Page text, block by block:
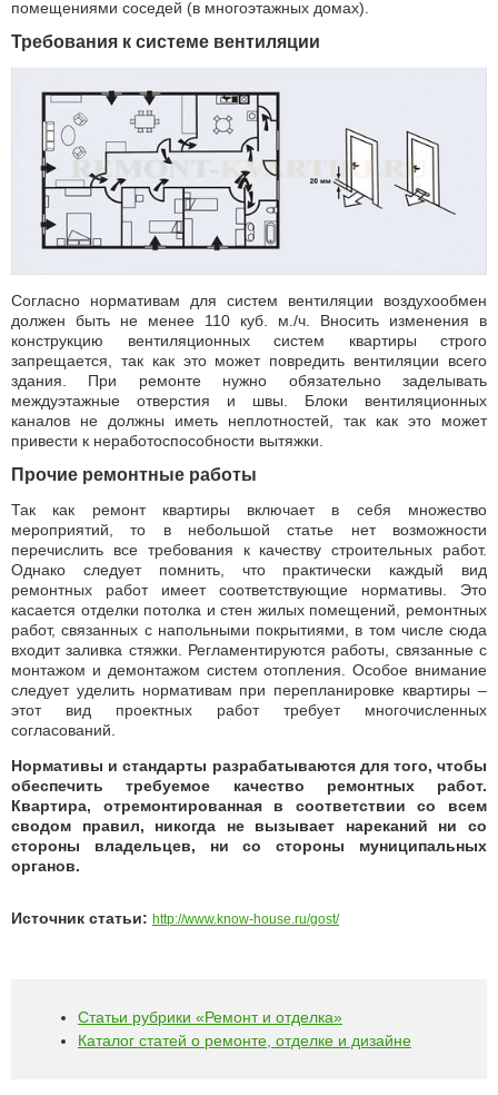
помещениями соседей (в многоэтажных домах).
Требования к системе вентиляции
Согласно нормативам для систем вентиляции воздухообмен
должен быть не менее 110 куб. м./ч. Вносить изменения в
конструкцию вентиляционных систем квартиры строго
запрещается, так как это может повредить вентиляции всего
здания. При ремонте нужно обязательно заделывать
междуэтажные отверстия и швы. Блоки вентиляционных
каналов не должны иметь неплотностей, так как это может
привести к неработоспособности вытяжки.
Прочие ремонтные работы
Так как ремонт квартиры включает в себя множество
мероприятий, то в небольшой статье нет возможности
перечислить все требования к качеству строительных работ.
Однако следует помнить, что практически каждый вид
ремонтных работ имеет соответствующие нормативы. Это
касается отделки потолка и стен жилых помещений, ремонтных
работ, связанных с напольными покрытиями, в том числе сюда
входит заливка стяжки. Регламентируются работы, связанные с
монтажом и демонтажом систем отопления. Особое внимание
следует уделить нормативам при перепланировке квартиры –
этот вид проектных работ требует многочисленных
согласований.
Нормативы и стандарты разрабатываются для того, чтобы
обеспечить требуемое качество ремонтных работ.
Квартира, отремонтированная в соответствии со всем
сводом правил, никогда не вызывает нареканий ни со
стороны владельцев, ни со стороны муниципальных
органов.
Источник статьи: http://www.know-house.ru/gost/
Статьи рубрики «Ремонт и отделка»
Каталог статей о ремонте, отделке и дизайне